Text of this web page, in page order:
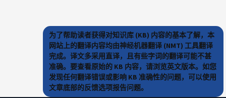
为了帮助读者获得对知识库 (KB) 内容的基本了解，本
网站上的翻译内容均由神经机器翻译 (NMT) 工具翻译
完成。译文多采用直译，且有些字词的翻译可能不甚
准确。要查看原始的 KB 内容，请浏览英文版本。如您
发现任何翻译错误或影响 KB 准确性的问题，可以使用
文章底部的反馈选项报告问题。